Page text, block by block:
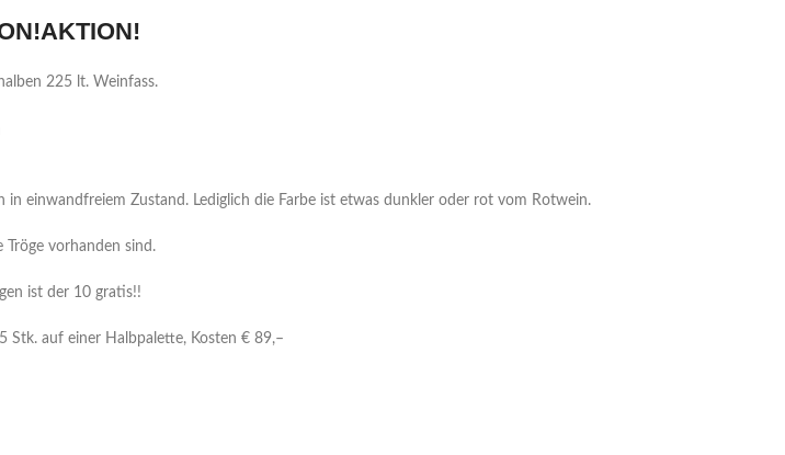
225 lt. Weinfass.
in einwandfreiem Zustand. Lediglich die Farbe ist etwas dunkler oder rot vom Rotwein.
vorhanden sind.
ist der 10 gratis!!
Stk. auf einer Halbpalette, Kosten € 89,–